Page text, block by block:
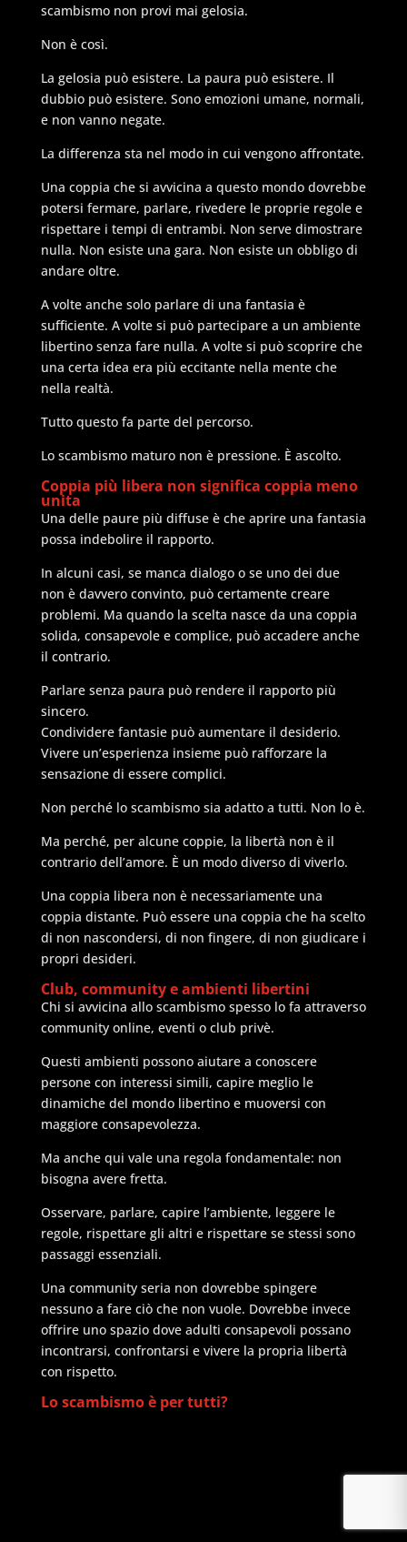
scambismo non provi mai gelosia.
Non è così.
La gelosia può esistere. La paura può esistere. Il
dubbio può esistere. Sono emozioni umane, normali,
e non vanno negate.
La differenza sta nel modo in cui vengono affrontate.
Una coppia che si avvicina a questo mondo dovrebbe
potersi fermare, parlare, rivedere le proprie regole e
rispettare i tempi di entrambi. Non serve dimostrare
nulla. Non esiste una gara. Non esiste un obbligo di
andare oltre.
A volte anche solo parlare di una fantasia è
sufficiente. A volte si può partecipare a un ambiente
libertino senza fare nulla. A volte si può scoprire che
una certa idea era più eccitante nella mente che
nella realtà.
Tutto questo fa parte del percorso.
Lo scambismo maturo non è pressione. È ascolto.
Coppia più libera non significa coppia meno
unita
Una delle paure più diffuse è che aprire una fantasia
possa indebolire il rapporto.
In alcuni casi, se manca dialogo o se uno dei due
non è davvero convinto, può certamente creare
problemi. Ma quando la scelta nasce da una coppia
solida, consapevole e complice, può accadere anche
il contrario.
Parlare senza paura può rendere il rapporto più
sincero.
Condividere fantasie può aumentare il desiderio.
Vivere un’esperienza insieme può rafforzare la
sensazione di essere complici.
Non perché lo scambismo sia adatto a tutti. Non lo è.
Ma perché, per alcune coppie, la libertà non è il
contrario dell’amore. È un modo diverso di viverlo.
Una coppia libera non è necessariamente una
coppia distante. Può essere una coppia che ha scelto
di non nascondersi, di non fingere, di non giudicare i
propri desideri.
Club, community e ambienti libertini
Chi si avvicina allo scambismo spesso lo fa attraverso
community online, eventi o club privè.
Questi ambienti possono aiutare a conoscere
persone con interessi simili, capire meglio le
dinamiche del mondo libertino e muoversi con
maggiore consapevolezza.
Ma anche qui vale una regola fondamentale: non
bisogna avere fretta.
Osservare, parlare, capire l’ambiente, leggere le
regole, rispettare gli altri e rispettare se stessi sono
passaggi essenziali.
Una community seria non dovrebbe spingere
nessuno a fare ciò che non vuole. Dovrebbe invece
offrire uno spazio dove adulti consapevoli possano
incontrarsi, confrontarsi e vivere la propria libertà
con rispetto.
Lo scambismo è per tutti?